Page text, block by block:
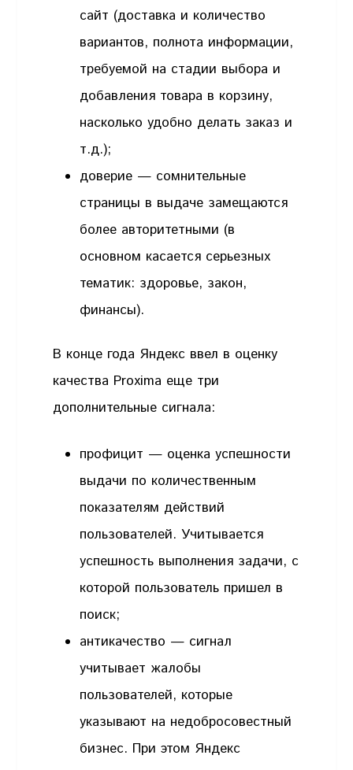
сайт (доставка и количество
вариантов, полнота информации,
требуемой на стадии выбора и
добавления товара в корзину,
насколько удобно делать заказ и
т.д.);
доверие — сомнительные
страницы в выдаче замещаются
более авторитетными (в
основном касается серьезных
тематик: здоровье, закон,
финансы).
В конце года Яндекс ввел в оценку
качества Proxima еще три
дополнительные сигнала:
профицит — оценка успешности
выдачи по количественным
показателям действий
пользователей. Учитывается
успешность выполнения задачи, с
которой пользователь пришел в
поиск;
антикачество — сигнал
учитывает жалобы
пользователей, которые
указывают на недобросовестный
бизнес. При этом Яндекс